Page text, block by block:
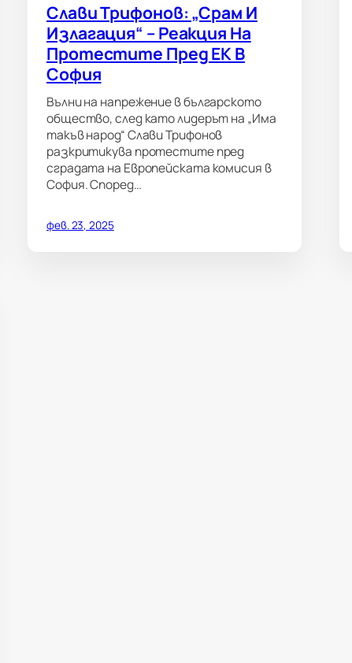
Слави Трифонов: „Срам И
Излагация“ – Реакция На
Протестите Пред ЕК В
София
Вълни на напрежение в българското
общество, след като лидерът на „Има
такъв народ“ Слави Трифонов
разкритикува протестите пред
сградата на Европейската комисия в
София. Според…
фев. 23, 2025